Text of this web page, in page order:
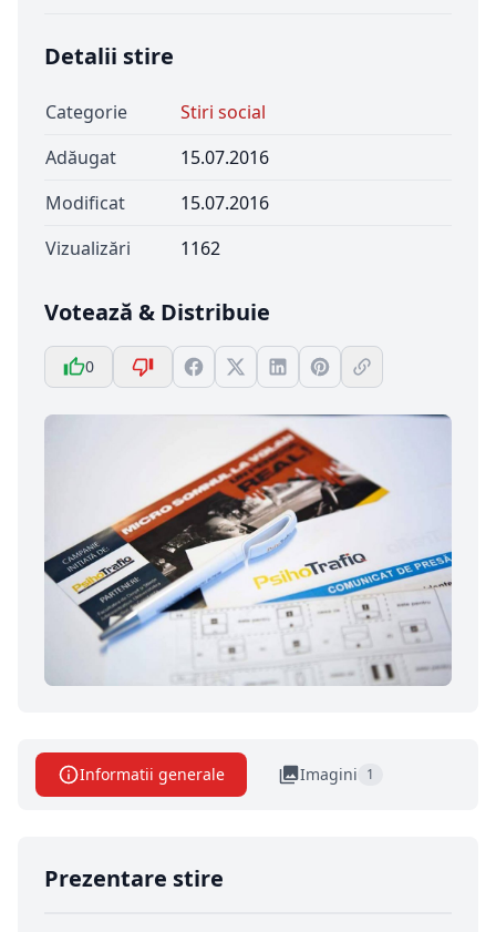
Detalii stire
Categorie
Stiri social
Adăugat
15.07.2016
Modificat
15.07.2016
Vizualizări
1162
Votează & Distribuie
0
Informatii generale Imagini 1
Prezentare stire